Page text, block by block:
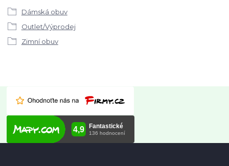
Dámská obuv
Outlet/Výprodej
Zimní obuv